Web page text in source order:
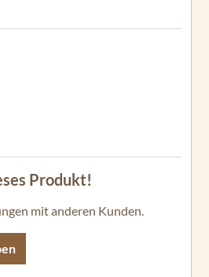
von 5 von 5 Sternen
Produkt!
mit anderen Kunden.